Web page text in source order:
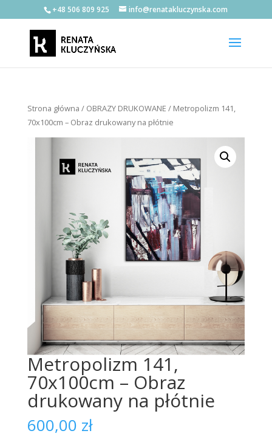
+48 506 809 925 info@renatakluczynska.com
Strona główna / OBRAZY DRUKOWANE / Metropolizm 141,
70x100cm – Obraz drukowany na płótnie
Metropolizm 141,
70x100cm – Obraz
drukowany na płótnie
600,00 zł